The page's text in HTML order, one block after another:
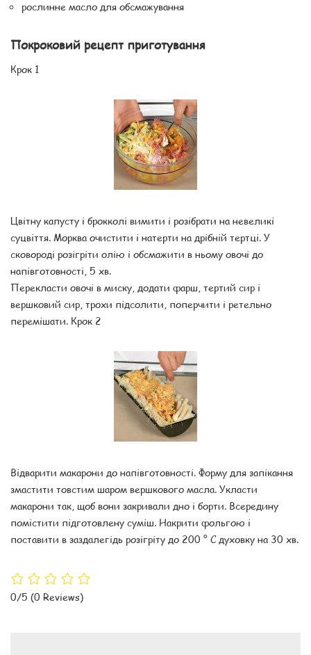
рослинне масло для обсмажування
Покроковий рецепт приготування
Крок 1
Цвітну капусту і брокколі вимити і розібрати на невеликі
суцвіття. Морква очистити і натерти на дрібній тертці. У
сковороді розігріти олію і обсмажити в ньому овочі до
напівготовності, 5 хв.
Перекласти овочі в миску, додати фарш, тертий сир і
вершковий сир, трохи підсолити, поперчити і ретельно
перемішати. Крок 2
Відварити макарони до напівготовності. Форму для запікання
змастити товстим шаром вершкового масла. Укласти
макарони так, щоб вони закривали дно і борти. Всередину
помістити підготовлену суміш. Накрити фольгою і
поставити в заздалегідь розігріту до 200 ° С духовку на 30 хв.
0/5 (0 Reviews)